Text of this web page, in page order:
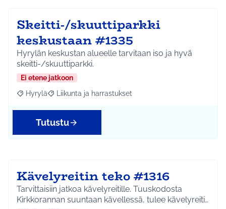
Skeitti-/skuuttiparkki
keskustaan #1335
Hyrylän keskustan alueelle tarvitaan iso ja hyvä
skeitti-/skuuttiparkki.
Ei etene jatkoon
Rajaa tulokset aihepiirin mukaan: Hyrylä
Hyrylä Rajaa tulokset teeman mukaan: Liikunta ja
Liikunta ja harrastukset
Tutustu
Kävelyreitin teko #1316
Tarvittaisiin jatkoa kävelyreitille. Tuuskodosta
Kirkkorannan suuntaan kävellessä, tulee kävelyreiti…